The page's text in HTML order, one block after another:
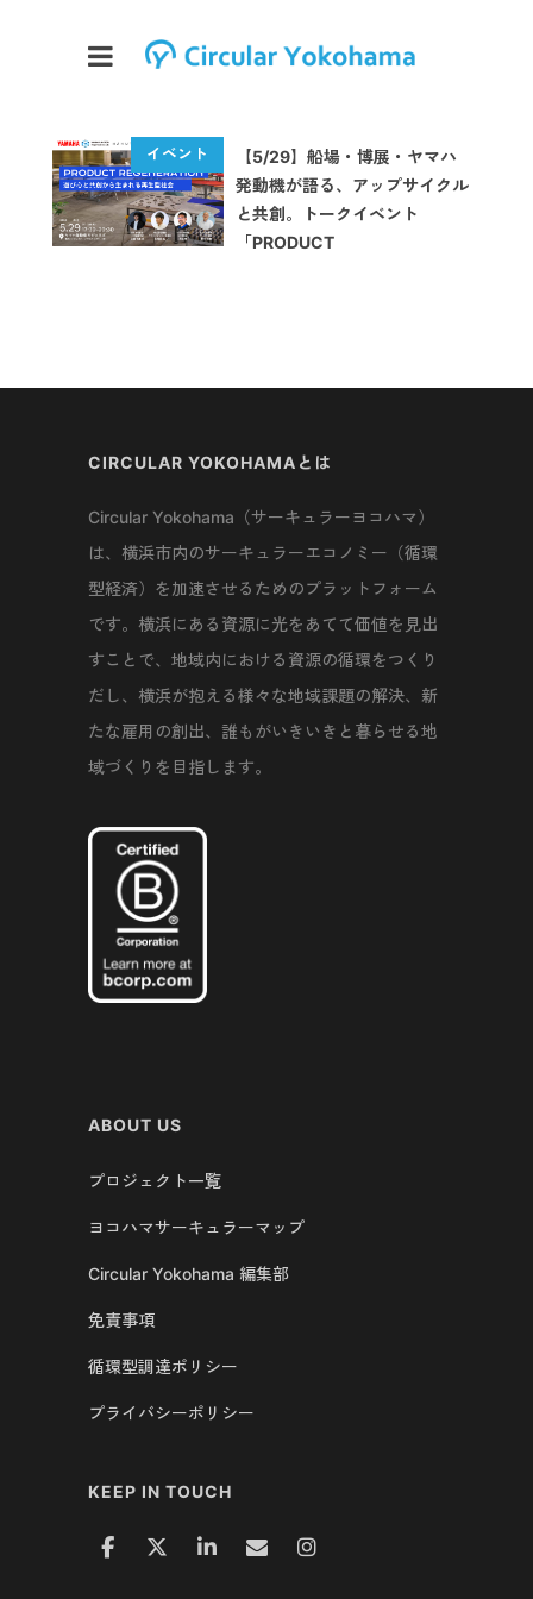
【5/29】船場・博展・ヤマハ
発動機が語る、アップサイクル
と共創。トークイベント
「PRODUCT
CIRCULAR YOKOHAMAとは
Circular Yokohama（サーキュラーヨコハマ）
は、横浜市内のサーキュラーエコノミー（循環
型経済）を加速させるためのプラットフォーム
です。横浜にある資源に光をあてて価値を見出
すことで、地域内における資源の循環をつくり
だし、横浜が抱える様々な地域課題の解決、新
たな雇用の創出、誰もがいきいきと暮らせる地
域づくりを目指します。
ABOUT US
プロジェクト一覧
ヨコハマサーキュラーマップ
Circular Yokohama 編集部
免責事項
循環型調達ポリシー
プライバシーポリシー
KEEP IN TOUCH